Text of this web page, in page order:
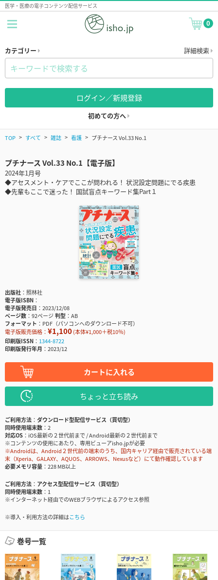
医学・医療の電子コンテンツ配信サービス
0
カテゴリー 詳細検索
ログイン／新規登録
初めての方へ
TOP すべて 雑誌 看護 プチナース Vol.33 No.1
プチナース Vol.33 No.1【電子版】
2024年1月号
◆アセスメント・ケアでここが問われる！ 状況設定問題にでる疾患
◆先輩もここで迷った！ 国試盲点キーワード集Part１
出版社
照林社
電子版ISBN
電子版発売日
2023/12/08
ページ数
92ページ判型
AB
フォーマット
PDF（パソコンへのダウンロード不可）
電子版販売価格： ¥1,100(本体¥1,000＋税10％)
印刷版ISSN
1344-8722
印刷版発行年月
2023/12
カートに入れる
ちょっと立ち読み
ご利用方法
ダウンロード型配信サービス（買切型）
同時使用端末数
2
対応OS
iOS最新の２世代前まで / Android最新の２世代前まで
※コンテンツの使用にあたり、専用ビューアisho.jpが必要
※Androidは、Android２世代前の端末のうち、国内キャリア経由で販売されている端
末（Xperia、GALAXY、AQUOS、ARROWS、Nexusなど）にて動作確認しています
必要メモリ容量
228 MB以上
ご利用方法
アクセス型配信サービス（買切型）
同時使用端末数
1
※インターネット経由でのWEBブラウザによるアクセス参照
※導入・利用方法の詳細はこちら
巻号一覧